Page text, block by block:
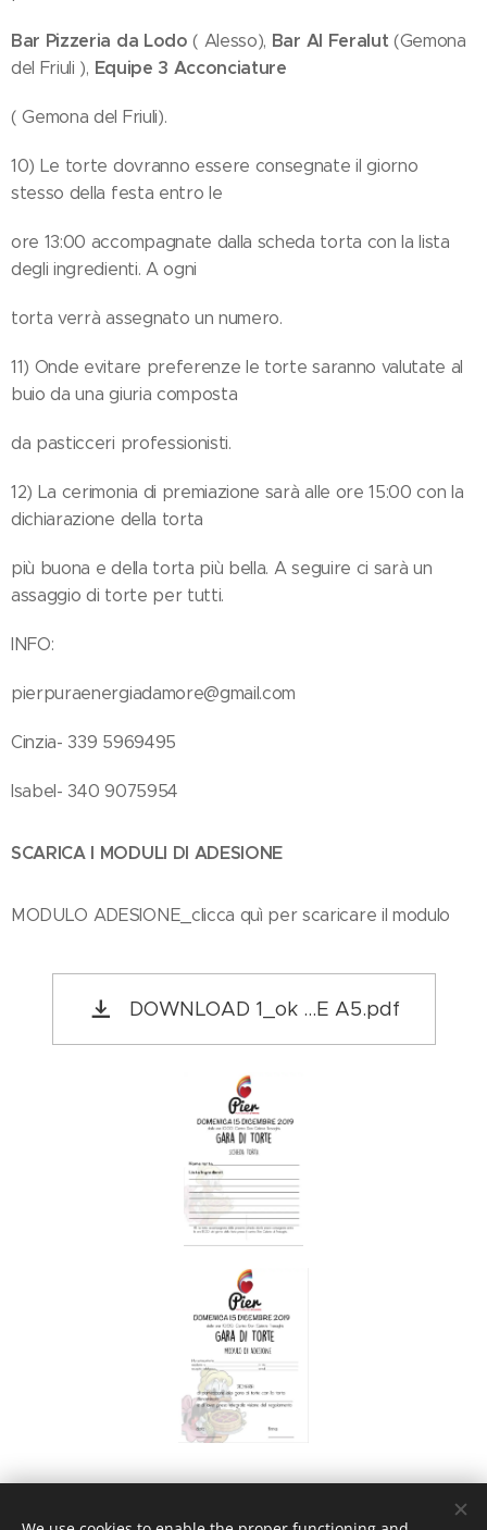
Bar Pizzeria da Lodo ( Alesso), Bar Al Feralut (Gemona
del Friuli ), Equipe 3 Acconciature
( Gemona del Friuli).
10) Le torte dovranno essere consegnate il giorno
stesso della festa entro le
ore 13:00 accompagnate dalla scheda torta con la lista
degli ingredienti. A ogni
torta verrà assegnato un numero.
11) Onde evitare preferenze le torte saranno valutate al
buio da una giuria composta
da pasticceri professionisti.
12) La cerimonia di premiazione sarà alle ore 15:00 con la
dichiarazione della torta
più buona e della torta più bella. A seguire ci sarà un
assaggio di torte per tutti.
INFO:
pierpuraenergiadamore@gmail.com
Cinzia- 339 5969495
Isabel- 340 9075954
SCARICA I MODULI DI ADESIONE
MODULO ADESIONE_clicca quì per scaricare il modulo
DOWNLOAD 1_ok ...E A5.pdf
© 2019 tutti i diritti riservati a Cinzia Braulinese Pier Pura Energia